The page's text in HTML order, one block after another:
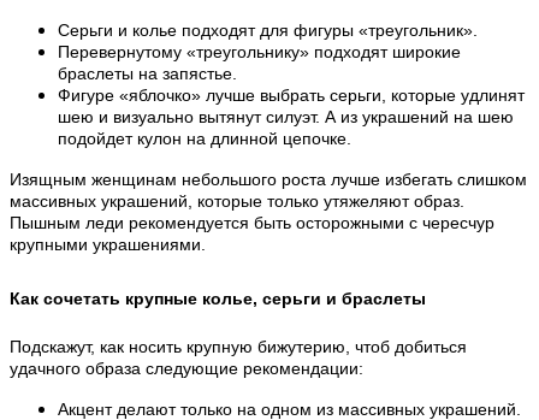
Серьги и колье подходят для фигуры «треугольник».
Перевернутому «треугольнику» подходят широкие
браслеты на запястье.
Фигуре «яблочко» лучше выбрать серьги, которые удлинят
шею и визуально вытянут силуэт. А из украшений на шею
подойдет кулон на длинной цепочке.
Изящным женщинам небольшого роста лучше избегать слишком
массивных украшений, которые только утяжеляют образ.
Пышным леди рекомендуется быть осторожными с чересчур
крупными украшениями.
Как сочетать крупные колье, серьги и браслеты
Подскажут, как носить крупную бижутерию, чтоб добиться
удачного образа следующие рекомендации:
Акцент делают только на одном из массивных украшений.